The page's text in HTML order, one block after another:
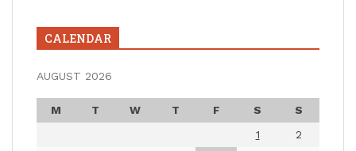
CALENDAR
AUGUST 2026
M T W T F S
S
1
2